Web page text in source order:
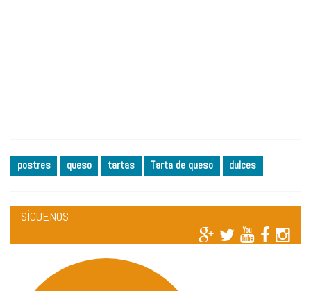
postres queso tartas Tarta de queso dulces
SÍGUENOS